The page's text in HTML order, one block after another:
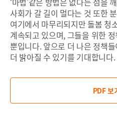
사회가 갈 길이 멀다는 것 또한
여기에서 마무리되지만 돌봄 청
계속되고 있으며, 그들을 위한
뿐입니다. 앞으로 더 나은 정책
더 밝아질 수 있기를 기대합니다.
PDF 보